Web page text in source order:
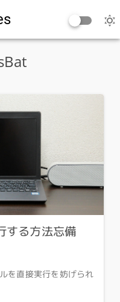
する方法忘備
を直接実行を妨げられ